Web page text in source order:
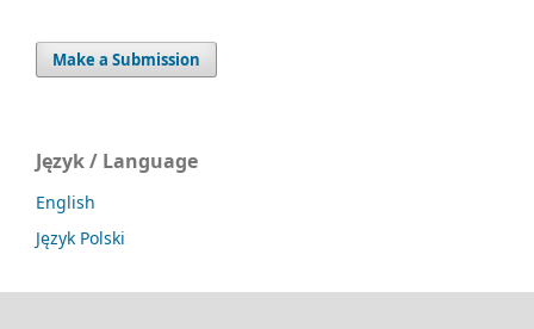
Make a Submission
Język / Language
English
Język Polski